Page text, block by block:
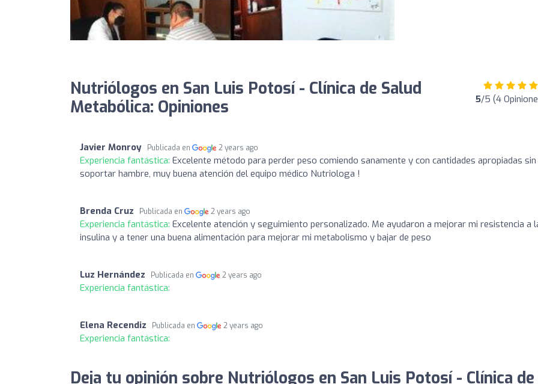
Nutriólogos en San Luis Potosí - Clínica de Salud
Metabólica: Opiniones
5/5 (4
Javier Monroy Publicada en 2 years ago
Experiencia fantástica: Excelente método para perder peso comiendo sanamente y con cantidades apropiadas sin
soportar hambre, muy buena atención del equipo médico Nutriologa !
Brenda Cruz Publicada en 2 years ago
Experiencia fantástica: Excelente atención y seguimiento personalizado. Me ayudaron a mejorar mi resistencia a
insulina y a tener una buena alimentación para mejorar mi metabolismo y bajar de peso
Luz Hernández Publicada en 2 years ago
Experiencia fantástica:
Elena Recendiz Publicada en 2 years ago
Experiencia fantástica:
Deja tu opinión sobre Nutriólogos en San Luis Potosí - Clínica de